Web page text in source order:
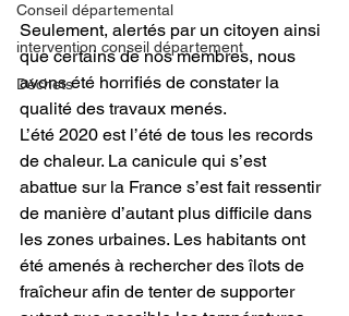
Conseil départemental
intervention conseil département
Déchets
Seulement, alertés par un citoyen ainsi
que certains de nos membres, nous
avons été horrifiés de constater la
qualité des travaux menés.
L’été 2020 est l’été de tous les records
de chaleur. La canicule qui s’est
abattue sur la France s’est fait ressentir
de manière d’autant plus difficile dans
les zones urbaines. Les habitants ont
été amenés à rechercher des îlots de
fraîcheur afin de tenter de supporter